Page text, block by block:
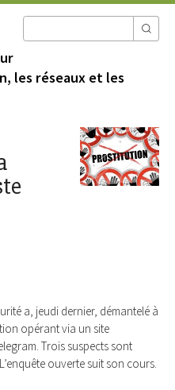
les réseaux et les
a, jeudi dernier, démantelé à
opérant via un site
Trois suspects sont
ouverte suit son cours.